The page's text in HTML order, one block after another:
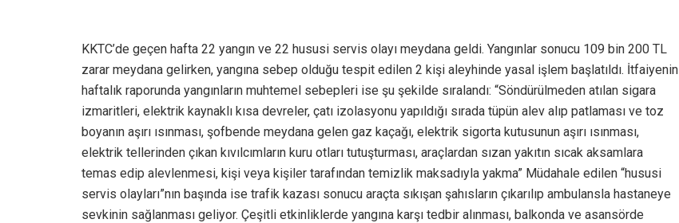
KKTC’de geçen hafta 22 yangın ve 22 hususi servis olayı meydana geldi. Yangınlar sonucu 109 bin 200 TL
zarar meydana gelirken, yangına sebep olduğu tespit edilen 2 kişi aleyhinde yasal işlem başlatıldı. İtfaiyenin
haftalık raporunda yangınların muhtemel sebepleri ise şu şekilde sıralandı: “Söndürülmeden atılan sigara
izmaritleri, elektrik kaynaklı kısa devreler, çatı izolasyonu yapıldığı sırada tüpün alev alıp patlaması ve toz
boyanın aşırı ısınması, şofbende meydana gelen gaz kaçağı, elektrik sigorta kutusunun aşırı ısınması,
elektrik tellerinden çıkan kıvılcımların kuru otları tutuşturması, araçlardan sızan yakıtın sıcak aksamlara
temas edip alevlenmesi, kişi veya kişiler tarafından temizlik maksadıyla yakma” Müdahale edilen “hususi
servis olayları”nın başında ise trafik kazası sonucu araçta sıkışan şahısların çıkarılıp ambulansla hastaneye
sevkinin sağlanması geliyor. Çeşitli etkinliklerde yangına karşı tedbir alınması, balkonda ve asansörde